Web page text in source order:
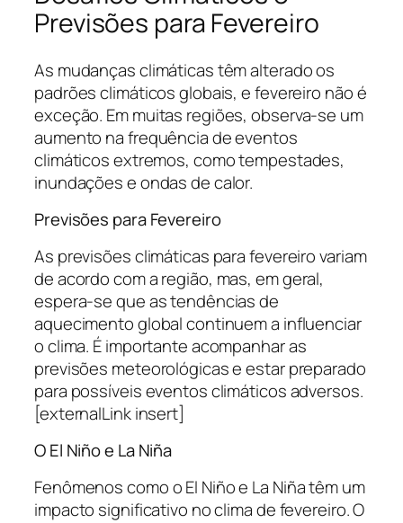
Previsões para Fevereiro
As mudanças climáticas têm alterado os
padrões climáticos globais, e fevereiro não é
exceção. Em muitas regiões, observa-se um
aumento na frequência de eventos
climáticos extremos, como tempestades,
inundações e ondas de calor.
Previsões para Fevereiro
As previsões climáticas para fevereiro variam
de acordo com a região, mas, em geral,
espera-se que as tendências de
aquecimento global continuem a influenciar
o clima. É importante acompanhar as
previsões meteorológicas e estar preparado
para possíveis eventos climáticos adversos.
[externalLink insert]
O El Niño e La Niña
Fenômenos como o El Niño e La Niña têm um
impacto significativo no clima de fevereiro. O